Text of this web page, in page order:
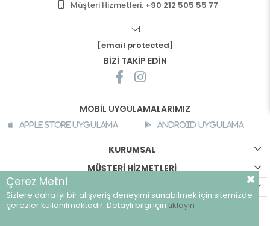
Müşteri Hizmetleri: +90 212 505 55 77
[email protected]
BİZİ TAKİP EDİN
MOBİL UYGULAMALARIMIZ
Apple Store Uygulama Android Uygulama
KURUMSAL
MÜŞTERİ HİZMETLERİ
©breeze.com.tr - Tüm hakları saklıdır.
Çerez Metni
Sizlere daha iyi bir alışveriş deneyimi sunabilmek için sitemizde
çerezler kullanılmaktadır. Detaylı bilgi için tıklayın